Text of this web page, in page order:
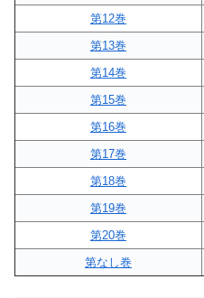
第12巻
第13巻
第14巻
第15巻
第16巻
第17巻
第18巻
第19巻
第20巻
第なし巻